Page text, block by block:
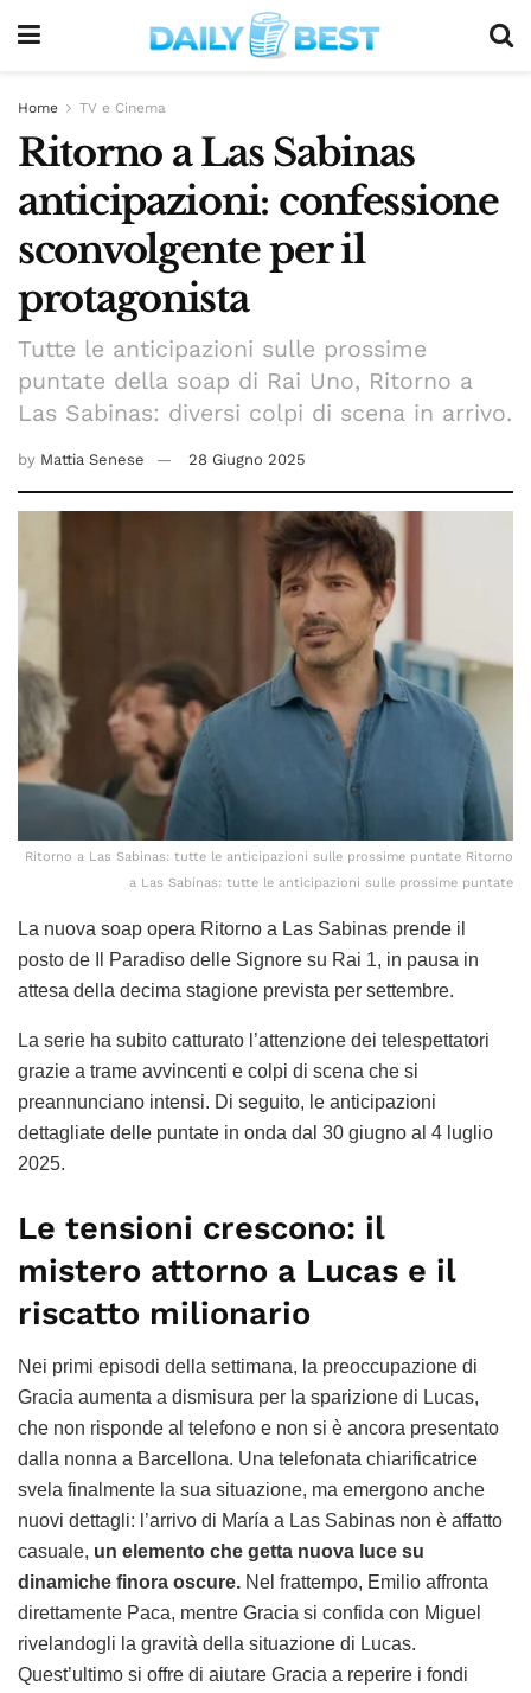
Home TV e Cinema
Ritorno a Las Sabinas
anticipazioni: confessione
sconvolgente per il
protagonista
Tutte le anticipazioni sulle prossime
puntate della soap di Rai Uno, Ritorno a
Las Sabinas: diversi colpi di scena in arrivo.
by Mattia Senese 28 Giugno 2025
Ritorno a Las Sabinas: tutte le anticipazioni sulle prossime puntate Ritorno
a Las Sabinas: tutte le anticipazioni sulle prossime puntate
La nuova soap opera Ritorno a Las Sabinas prende il
posto de Il Paradiso delle Signore su Rai 1, in pausa in
attesa della decima stagione prevista per settembre.
La serie ha subito catturato l’attenzione dei telespettatori
grazie a trame avvincenti e colpi di scena che si
preannunciano intensi. Di seguito, le anticipazioni
dettagliate delle puntate in onda dal 30 giugno al 4 luglio
2025.
Le tensioni crescono: il
mistero attorno a Lucas e il
riscatto milionario
Nei primi episodi della settimana, la preoccupazione di
Gracia aumenta a dismisura per la sparizione di Lucas,
che non risponde al telefono e non si è ancora presentato
dalla nonna a Barcellona. Una telefonata chiarificatrice
svela finalmente la sua situazione, ma emergono anche
nuovi dettagli: l’arrivo di María a Las Sabinas non è affatto
casuale, un elemento che getta nuova luce su
dinamiche finora oscure. Nel frattempo, Emilio affronta
direttamente Paca, mentre Gracia si confida con Miguel
rivelandogli la gravità della situazione di Lucas.
Quest’ultimo si offre di aiutare Gracia a reperire i fondi